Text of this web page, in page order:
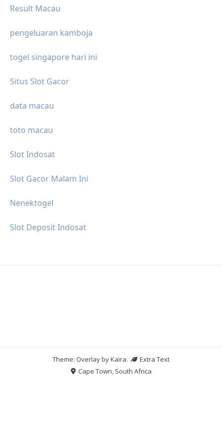
Result Macau
pengeluaran kamboja
togel singapore hari ini
Situs Slot Gacor
data macau
toto macau
Slot Indosat
Slot Gacor Malam Ini
Nenektogel
Slot Deposit Indosat
Theme: Overlay byKaira.
Extra Text
Cape Town, South Africa